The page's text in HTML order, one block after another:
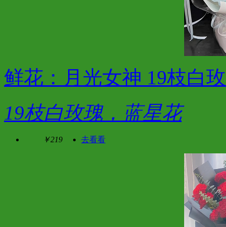
鲜花：月光女神 19枝白
19枝白玫瑰，蓝星花
￥219 去看看